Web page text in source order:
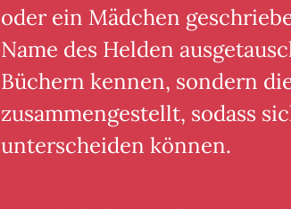
oder ein Mädchen
Name des Helden
Büchern kennen, sondern
zusammengestellt, sodass
unterscheiden können.